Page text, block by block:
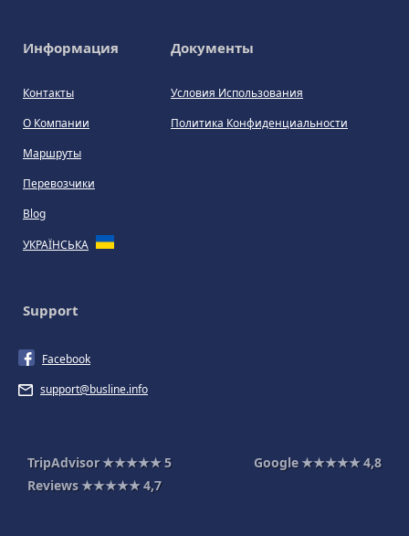
Информация
Контакты
О Компании
Маршруты
Перевозчики
Blog
УКРАЇНСЬКА
Документы
Условия Использования
Политика Конфиденциальности
Support
Facebook
support@busline.info
TripAdvisor ★★★★★5 Google ★★★★★4,8
Reviews ★★★★★4,7